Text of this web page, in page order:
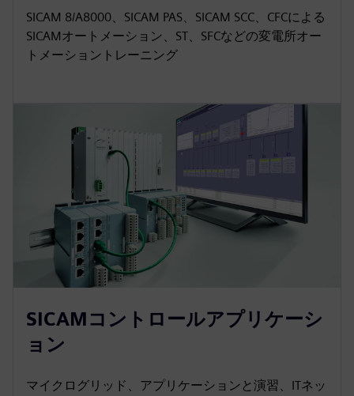
SICAM 8/A8000、SICAM PAS、SICAM SCC、CFCによる
SICAMオートメーション、ST、SFCなどの変電所オー
トメーショントレーニング
SICAMコントロールアプリケーシ
ョン
マイクログリッド、アプリケーションと演習、ITネッ